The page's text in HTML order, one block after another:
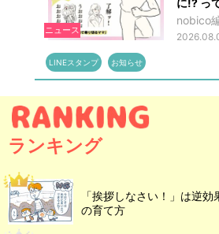
ニュース
nobico
LINEスタンプ お知らせ
ランキング
「挨拶しなさい！」は逆
の育て方